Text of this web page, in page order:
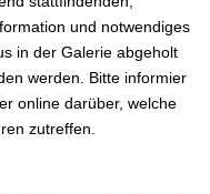
und notwendiges
in der Galerie abgeholt
werden. Bitte informier
online darüber, welche
zutreffen.